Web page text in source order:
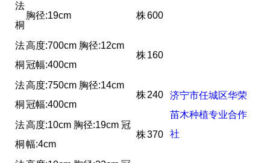
法
桐
胸径:19cm 株600
法
桐
高度:700cm 胸径:12cm
冠幅:400cm
株160
济宁市任城区华荣
苗木种植专业合作
社
法
桐
高度:750cm 胸径:14cm
冠幅:400cm
株240
法
桐
高度:10cm 胸径:19cm 冠
幅:4cm
株370